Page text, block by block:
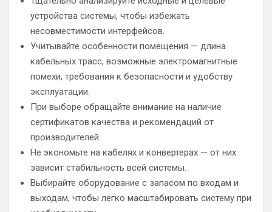
устройства системы, чтобы избежать
несовместимости интерфейсов.
Учитывайте особенности помещения — длина
кабельных трасс, возможные электромагнитные
помехи, требования к безопасности и удобству
эксплуатации.
При выборе обращайте внимание на наличие
сертификатов качества и рекомендаций от
производителей.
Не экономьте на кабелях и конвертерах — от них
зависит стабильность всей системы.
Выбирайте оборудование с запасом по входам и
выходам, чтобы легко масштабировать систему при